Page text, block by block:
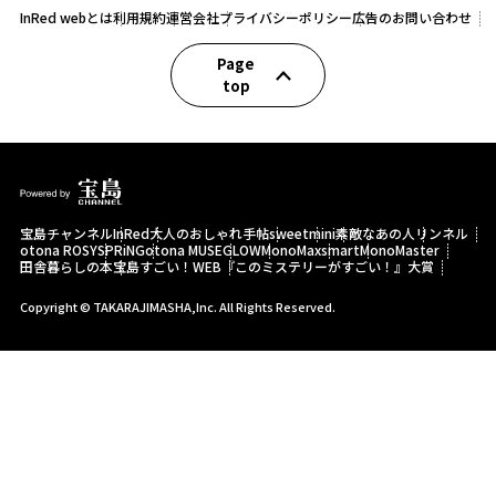
InRed webとは利用規約運営会社プライバシーポリシー広告のお問い合わせ
Page
top
宝島チャンネルInRed大人のおしゃれ手帖sweetmini素敵なあの人リンネル
otona ROSYSPRiNGotona MUSEGLOWMonoMaxsmartMonoMaster
田舎暮らしの本宝島すごい！WEB 『このミステリーがすごい！』大賞
Copyright © TAKARAJIMASHA,Inc. All Rights Reserved.